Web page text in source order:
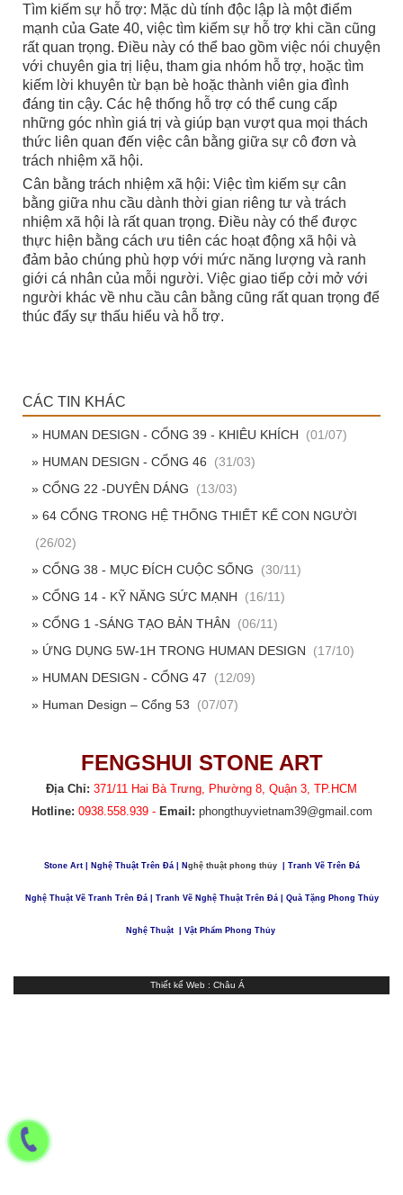
Tìm kiếm sự hỗ trợ: Mặc dù tính độc lập là một điểm
mạnh của Gate 40, việc tìm kiếm sự hỗ trợ khi cần cũng
rất quan trọng. Điều này có thể bao gồm việc nói chuyện
với chuyên gia trị liệu, tham gia nhóm hỗ trợ, hoặc tìm
kiếm lời khuyên từ bạn bè hoặc thành viên gia đình
đáng tin cậy. Các hệ thống hỗ trợ có thể cung cấp
những góc nhìn giá trị và giúp bạn vượt qua mọi thách
thức liên quan đến việc cân bằng giữa sự cô đơn và
trách nhiệm xã hội.
Cân bằng trách nhiệm xã hội: Việc tìm kiếm sự cân
bằng giữa nhu cầu dành thời gian riêng tư và trách
nhiệm xã hội là rất quan trọng. Điều này có thể được
thực hiện bằng cách ưu tiên các hoạt động xã hội và
đảm bảo chúng phù hợp với mức năng lượng và ranh
giới cá nhân của mỗi người. Việc giao tiếp cởi mở với
người khác về nhu cầu cân bằng cũng rất quan trọng để
thúc đẩy sự thấu hiểu và hỗ trợ.
CÁC TIN KHÁC
» HUMAN DESIGN - CỔNG 39 - KHIÊU KHÍCH
(01/07)
» HUMAN DESIGN - CỔNG 46
(31/03)
» CỔNG 22 -DUYÊN DÁNG
(13/03)
» 64 CỔNG TRONG HỆ THỐNG THIẾT KẾ CON NGƯỜI
(26/02)
» CỔNG 38 - MỤC ĐÍCH CUỘC SỐNG
(30/11)
» CỔNG 14 - KỸ NĂNG SỨC MẠNH
(16/11)
» CỔNG 1 -SÁNG TẠO BẢN THÂN
(06/11)
» ỨNG DỤNG 5W-1H TRONG HUMAN DESIGN
(17/10)
» HUMAN DESIGN - CỔNG 47
(12/09)
» Human Design – Cổng 53
(07/07)
FENGSHUI STONE ART
Địa Chỉ: 371/11 Hai Bà Trưng, Phường 8, Quận 3, TP.HCM
Hotline: 0938.558.939 - Email: phongthuyvietnam39@gmail.com
Stone Art| Nghệ Thuật Trên Đá| N ghệ thuật phong thủy| Tranh Vẽ Trên Đá
Nghệ Thuật Vẽ Tranh Trên Đá| Tranh Vẽ Nghệ Thuật Trên Đá| Quà Tặng Phong Thủy
Nghệ Thuật | Vật Phẩm Phong Thủy
Thiết kế Web: Châu Á